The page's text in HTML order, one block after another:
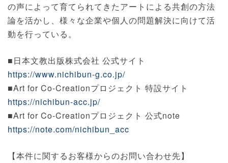
の声によって育てられてきたアートによる共創の方法
論を活かし、様々な企業や個人の問題解決に向けて活
動を行っている。
■日本文教出版株式会社 公式サイト
https://www.nichibun-g.co.jp/
■Art for Co-Creationプロジェクト 特設サイト
https://nichibun-acc.jp/
■Art for Co-Creationプロジェクト 公式note
https://note.com/nichibun_acc
【本件に関するお客様からのお問い合わせ先】